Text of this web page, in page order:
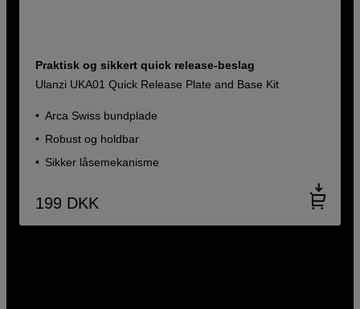
Praktisk og sikkert quick release-beslag
Ulanzi UKA01 Quick Release Plate and Base Kit
Arca Swiss bundplade
Robust og holdbar
Sikker låsemekanisme
199 DKK